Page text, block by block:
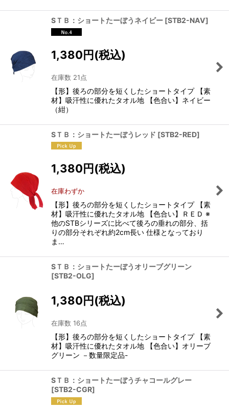
SＴＢ：ショートたーぼうネイビー [STB2-NAV]
1,380円(税込)
在庫数 21点
【形】後ろの部分を短くしたショートタイプ 【素
材】吸汗性に優れたタオル地 【色合い】ネイビー
（紺）
SＴＢ：ショートたーぼうレッド [STB2-RED]
1,380円 (税込)
在庫わずか
【形】後ろの部分を短くしたショートタイプ 【素
材】吸汗性に優れたタオル地 【色合い】ＲＥＤ ※
他のSTBシリーズに比べて後ろの垂れの部分、括
りの部分それぞれ約2cm長い 仕様となっており
ま…
SＴＢ：ショートたーぼうオリーブグリーン
[STB2-OLG]
1,380円 (税込)
在庫数 16点
【形】後ろの部分を短くしたショートタイプ 【素
材】吸汗性に優れたタオル地 【色合い】オリーブ
グリーン －数量限定品-
SＴＢ：ショートたーぼうチャコールグレー
[STB2-CGR]